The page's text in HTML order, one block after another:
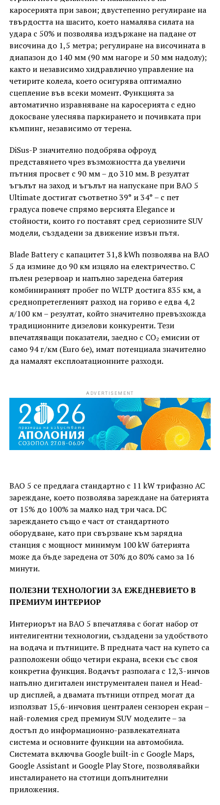
каросерията при завои; двустепенно регулиране на
твърдостта на шасито, което намалява силата на
удара с 50% и позволява издържане на падане от
височина до 1,5 метра; регулиране на височината в
диапазон до 140 мм (90 мм нагоре и 50 мм надолу);
както и независимо хидравлично управление на
четирите колела, което осигурява оптимално
сцепление във всеки момент. Функцията за
автоматично изравняване на каросерията с едно
докосване улеснява паркирането и почивката при
къмпинг, независимо от терена.
DiSus-P значително подобрява офроуд
представянето чрез възможността да увеличи
пътния просвет с 90 мм – до 310 мм. В резултат
ъгълът на заход и ъгълът на напускане при BAO 5
Ultimate достигат съответно 39° и 34° – с пет
градуса повече спрямо версията Elegance и
стойности, които го поставят сред сериозните SUV
модели, създадени за движение извън пътя.
Blade Battery с капацитет 31,8 kWh позволява на BAO
5 да измине до 90 км изцяло на електричество. С
пълен резервоар и напълно заредена батерия
комбинираният пробег по WLTP достига 835 км, а
среднопретегленият разход на гориво е едва 4,2
л/100 км – резултат, който значително превъзхожда
традиционните дизелови конкуренти. Тези
впечатляващи показатели, заедно с CO₂ емисии от
само 94 г/км (Euro 6e), имат потенциала значително
да намалят експлоатационните разходи.
ADVERTISEMENT
BAO 5 се предлага стандартно с 11 kW трифазно AC
зареждане, което позволява зареждане на батерията
от 15% до 100% за малко над три часа. DC
зареждането също е част от стандартното
оборудване, като при свързване към зарядна
станция с мощност минимум 100 kW батерията
може да бъде заредена от 30% до 80% само за 16
минути.
ПОЛЕЗНИ ТЕХНОЛОГИИ ЗА ЕЖЕДНЕВИЕТО В
ПРЕМИУМ ИНТЕРИОР
Интериорът на BAO 5 впечатлява с богат набор от
интелигентни технологии, създадени за удобството
на водача и пътниците. В предната част на купето са
разположени общо четири екрана, всеки със своя
конкретна функция. Водачът разполага с 12,3-инчов
напълно дигитален инструментален панел и Head-
up дисплей, а двамата пътници отпред могат да
използват 15,6-инчовия централен сензорен екран –
най-големия сред премиум SUV моделите – за
достъп до информационно-развлекателната
система и основните функции на автомобила.
Системата включва Google built-in с Google Maps,
Google Assistant и Google Play Store, позволявайки
инсталирането на стотици допълнителни
приложения.